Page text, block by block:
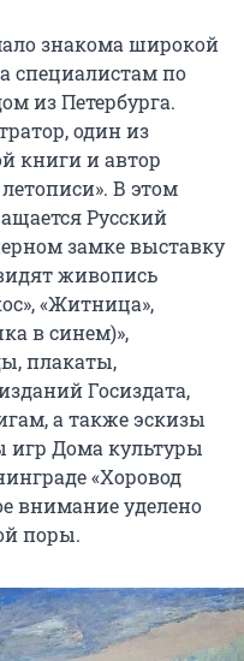
знакома широкой
специалистам по
из Петербурга.
один из
книги и автор
В этом
Русский
замке выставку
живопись
«Житница»,
в синем)»,
плакаты,
Госиздата,
а также эскизы
игр Дома культуры
«Хоровод
внимание уделено
поры.